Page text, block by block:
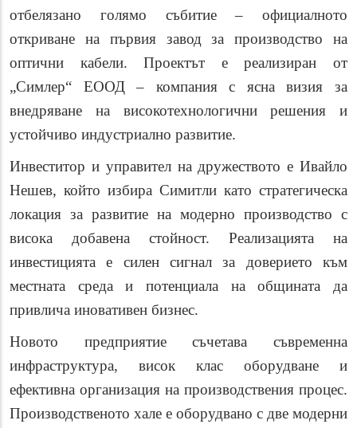
отбелязано голямо събитие – официалното
откриване на първия завод за производство на
оптични кабели. Проектът е реализиран от
„Симлер“ ЕООД – компания с ясна визия за
внедряване на високотехнологични решения и
устойчиво индустриално развитие.
Инвеститор и управител на дружеството е Ивайло
Нешев, който избира Симитли като стратегическа
локация за развитие на модерно производство с
висока добавена стойност. Реализацията на
инвестицията е силен сигнал за доверието към
местната среда и потенциала наобщината да
привлича иновативен бизнес.
Новото предприятие съчетава съвременна
инфраструктура, висок клас оборудване и
ефективна организация на производствения процес.
Производственото хале е оборудвано с две модерни